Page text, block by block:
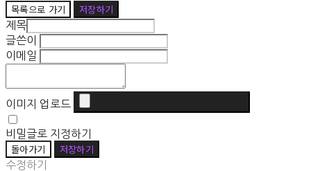
목록으로 가기 저장하기
제목
글쓴이
이메일
이미지 업로드
비밀글로 지정하기
돌아가기 저장하기
수정하기